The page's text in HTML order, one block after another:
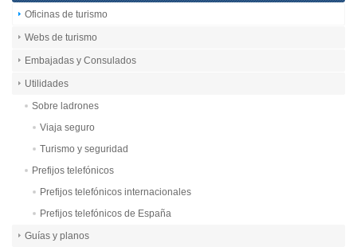
Oficinas de turismo
Webs de turismo
Embajadas y Consulados
Utilidades
Sobre ladrones
Viaja seguro
Turismo y seguridad
Prefijos telefónicos
Prefijos telefónicos internacionales
Prefijos telefónicos de España
Guías y planos